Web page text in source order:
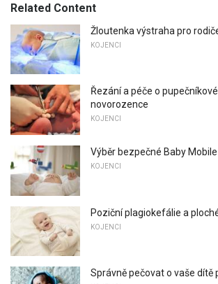
Related Content
Žloutenka výstraha pro
KOJENCI
Řezání a péče o
novorozence
KOJENCI
Výběr bezpečné Baby Mobile
KOJENCI
Poziční plagiokefálie a
KOJENCI
Správně pečovat o vaše dítě